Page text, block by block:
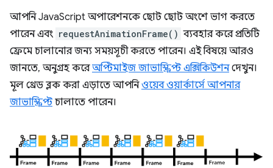
আপনি JavaScript অপারেশনকে ছোট ছোট অংশে ভাগ করতে
পারেন এবং requestAnimationFrame() ব্যবহার করে প্রতিটি
ফ্রেমে চালানোর জন্য সময়সূচী করতে পারেন। এই বিষয়ে আরও
জানতে, অনুগ্রহ করেঅপ্টিমাইজ জাভাস্ক্রিপ্ট এক্সিকিউশনদেখুন।
মূল থ্রেড ব্লক করা এড়াতে আপনিওয়েব ওয়ার্কার্সে আপনার
জাভাস্ক্রিপ্টচালাতে পারেন।